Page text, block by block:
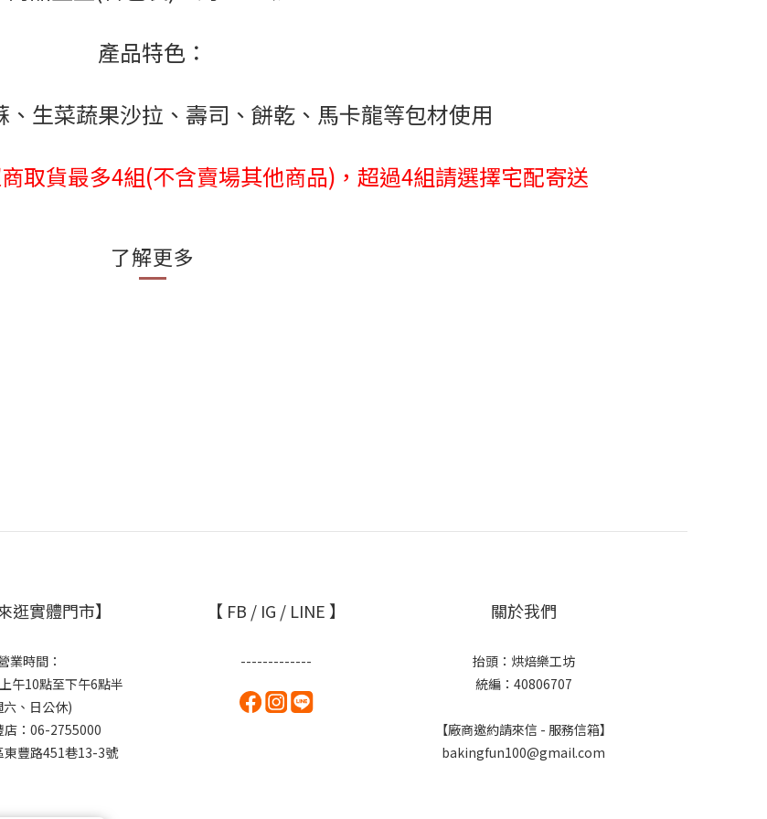
產品特色：
生菜蔬果沙拉、壽司、餅乾、馬卡龍等包材使用
取貨最多4組(不含賣場其他商品)，超過4組請選擇宅配寄送
了解更多
逛實體門市】
業時間：
午10點至下午6點半
六、日公休)
店：06-2755000
東豐路451巷13-3號
【 FB / IG / LINE 】
-------------
關於我們
抬頭：烘焙樂工坊
統編：40806707
【廠商邀約請來信 - 服務信箱】
bakingfun100@gmail.com